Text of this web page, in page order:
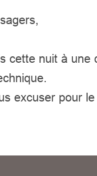
cette nuit à une
excuser pour